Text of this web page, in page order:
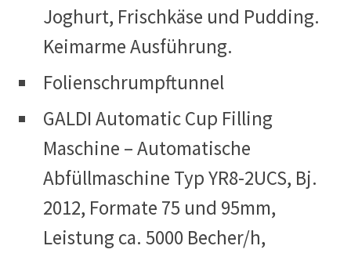
Joghurt, Frischkäse und Pudding.
Keimarme Ausführung.
Folienschrumpftunnel
GALDI Automatic Cup Filling
Maschine – Automatische
Abfüllmaschine Typ YR8-2UCS, Bj.
2012, Formate 75 und 95mm,
Leistung ca. 5000 Becher/h,